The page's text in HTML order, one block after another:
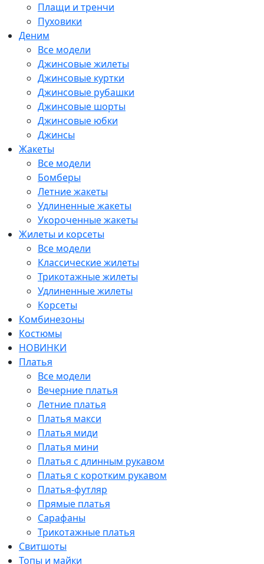
Плащи и тренчи
Пуховики
Деним
Все модели
Джинсовые жилеты
Джинсовые куртки
Джинсовые рубашки
Джинсовые шорты
Джинсовые юбки
Джинсы
Жакеты
Все модели
Бомберы
Летние жакеты
Удлиненные жакеты
Укороченные жакеты
Жилеты и корсеты
Все модели
Классические жилеты
Трикотажные жилеты
Удлиненные жилеты
Корсеты
Комбинезоны
Костюмы
НОВИНКИ
Платья
Все модели
Вечерние платья
Летние платья
Платья макси
Платья миди
Платья мини
Платья с длинным рукавом
Платья с коротким рукавом
Платья-футляр
Прямые платья
Сарафаны
Трикотажные платья
Свитшоты
Топы и майки